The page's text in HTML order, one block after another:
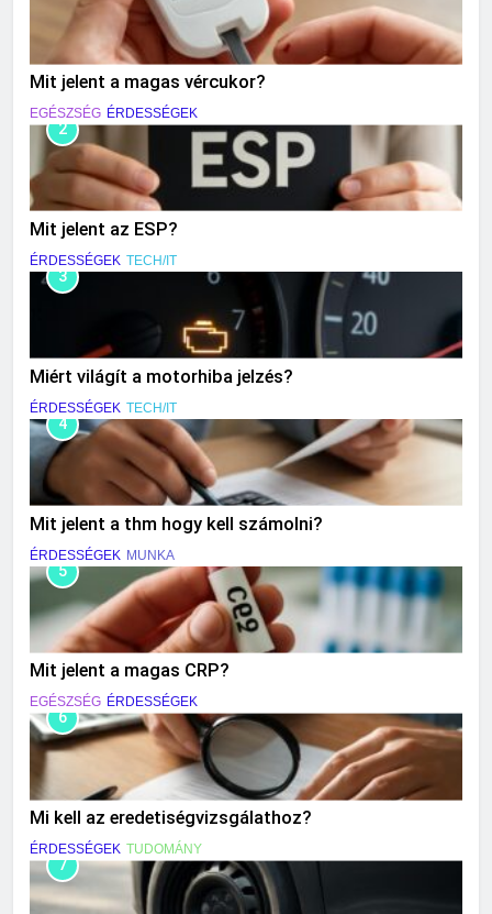
Mit jelent a magas vércukor?
EGÉSZSÉG ÉRDESSÉGEK
2
Mit jelent az ESP?
ÉRDESSÉGEK TECH/IT
3
Miért világít a motorhiba jelzés?
ÉRDESSÉGEK TECH/IT
4
Mit jelent a thm hogy kell számolni?
ÉRDESSÉGEK MUNKA
5
Mit jelent a magas CRP?
EGÉSZSÉG ÉRDESSÉGEK
6
Mi kell az eredetiségvizsgálathoz?
ÉRDESSÉGEK TUDOMÁNY
7